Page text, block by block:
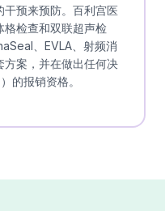
干预来预防。百利宫医
检查和双联超声检
、EVLA、射频消
方案，并在做出任何决
的报销资格。